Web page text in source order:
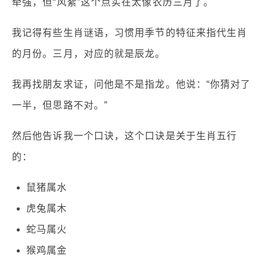
牵强，但“风絮”这个点实在太像农历三月了。
我记得有些生肖谜语，习惯用季节的特征来指代生肖
的月份。三月，对应的就是辰龙。
我再找朋友求证，问他是不是指龙。他说：“你猜对了
一半，但思路不对。”
然后他告诉我一个口诀，这个口诀是关于生肖五行
的：
鼠猪属水
虎兔属木
蛇马属火
猴鸡属金